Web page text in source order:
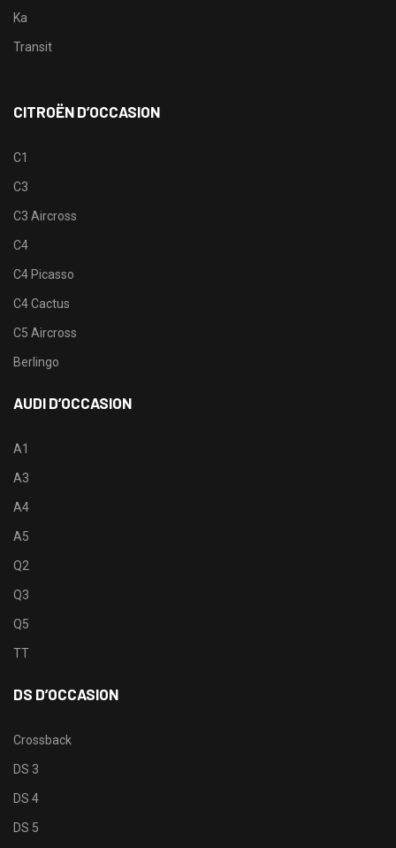
Ka
Transit
CITROËN D’OCCASION
C1
C3
C3 Aircross
C4
C4 Picasso
C4 Cactus
C5 Aircross
Berlingo
AUDI D’OCCASION
A1
A3
A4
A5
Q2
Q3
Q5
TT
DS D’OCCASION
Crossback
DS 3
DS 4
DS 5